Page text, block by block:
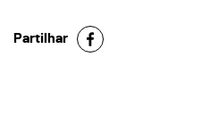
Partilhar